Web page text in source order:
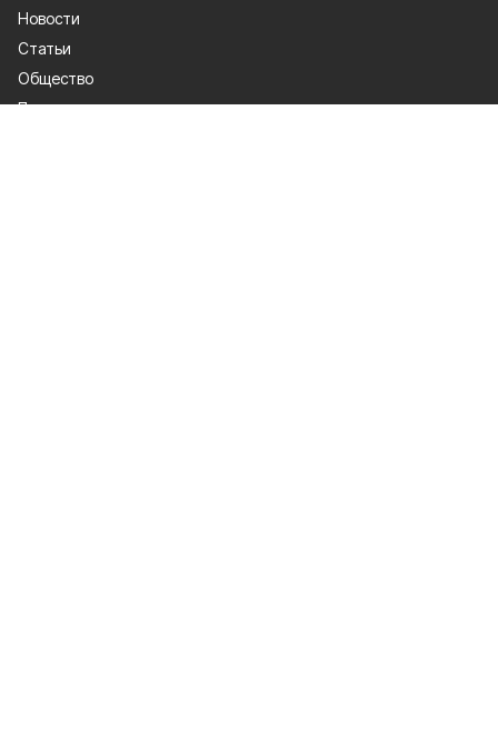
Новости
Статьи
Общество
Происшествия